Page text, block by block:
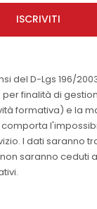
ISCRIVITI
del D-Lgs 196/
finalità di
formativa) e la
I dati saranno
saranno ceduti